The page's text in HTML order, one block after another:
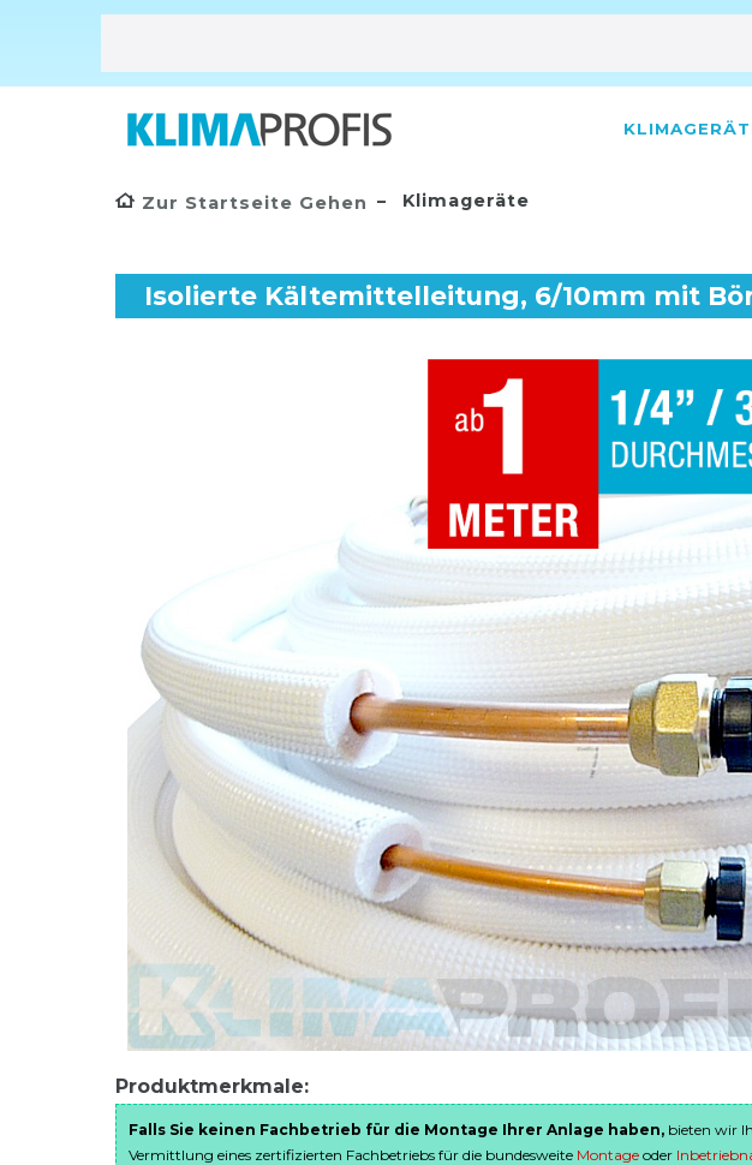
Zur Startseite Gehen Klimageräte
Isolierte Kältemittelleitung, 6/10mm mit
Produktmerkmale:
Falls Sie keinen Fachbetrieb für die Montage Ihrer Anlage haben, bieten wir
Vermittlung eines zertifizierten Fachbetriebs für die bundesweite Montage oder